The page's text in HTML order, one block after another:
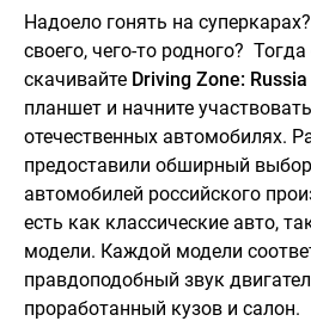
Надоело гонять на
своего, чего-то родного?
скачивайте Driving Zone: Russia
планшет и начните
отечественных автомобилях.
предоставили обширный выбор
автомобилей российского
есть как классические авто,
модели. Каждой модели
правдоподобный звук
проработанный кузов и салон.